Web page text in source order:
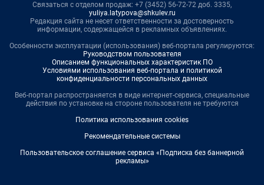
Связаться с отделом продаж: +7 (3452) 56-72-72 доб. 3335,
yuliya.latypova@shkulev.ru
Редакция сайта не несет ответственности за достоверность
информации, содержащейся в рекламных объявлениях.
Особенности эксплуатации (использования) веб-портала регулируются:
Руководством пользователя
Описанием функциональных характеристик ПО
Условиями использования веб-портала и политикой
конфиденциальности персональных данных
Веб-портал распространяется в виде интернет-сервиса, специальные
действия по установке на стороне пользователя не требуются
Политика использования cookies
Рекомендательные системы
Пользовательское соглашение сервиса «Подписка без баннерной
рекламы»